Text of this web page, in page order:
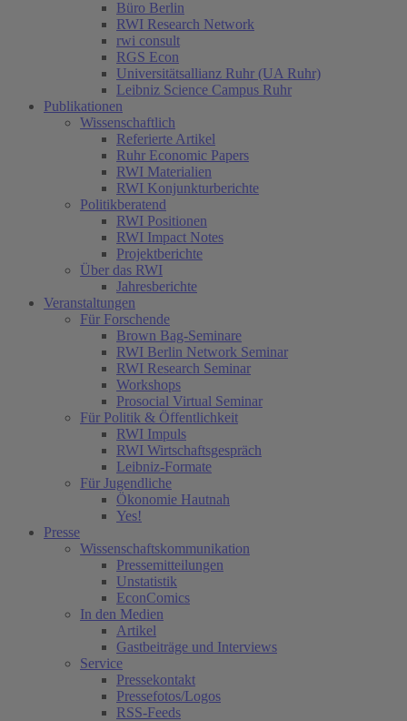
Büro Berlin
RWI Research Network
rwi consult
RGS Econ
Universitätsallianz Ruhr (UA Ruhr)
Leibniz Science Campus Ruhr
Publikationen
Wissenschaftlich
Referierte Artikel
Ruhr Economic Papers
RWI Materialien
RWI Konjunkturberichte
Politikberatend
RWI Positionen
RWI Impact Notes
Projektberichte
Über das RWI
Jahresberichte
Veranstaltungen
Für Forschende
Brown Bag-Seminare
RWI Berlin Network Seminar
RWI Research Seminar
Workshops
Prosocial Virtual Seminar
Für Politik & Öffentlichkeit
RWI Impuls
RWI Wirtschaftsgespräch
Leibniz-Formate
Für Jugendliche
Ökonomie Hautnah
Yes!
Presse
Wissenschaftskommunikation
Pressemitteilungen
Unstatistik
EconComics
In den Medien
Artikel
Gastbeiträge und Interviews
Service
Pressekontakt
Pressefotos/Logos
RSS-Feeds